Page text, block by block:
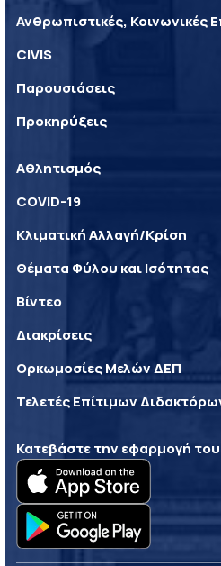
Ανθρωπιστικές, Κοινωνικές
CIVIS
Παρουσιάσεις
Προκηρύξεις
Αθλητισμός
COVID-19
Κλιματική Αλλαγή/Κρίση
Θέματα Φύλου και Ισότητας
Βίντεο
Διακρίσεις
Ορκωμοσίες Μελών ΔΕΠ
Τελετές Επίτιμων
Κατεβάστε την εφαρμογή του